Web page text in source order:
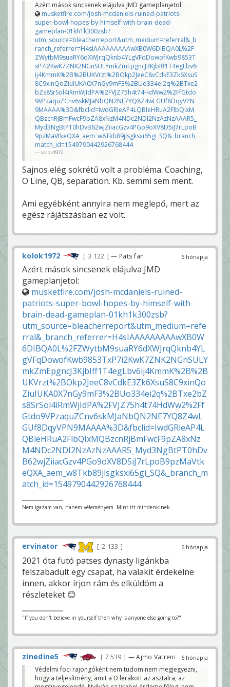
Azért mások sincsenek elájulva JMD gameplanjetol:
musketfire.com/josh-mcdaniels-ruined-patriots-
super-bowl-hopes-by-himself-with-brain-dead-
gameplan-01kh1k300zsb?
utm_source=bleacherreport&utm_medium=referral&_b
ranch_referrer=H4sIAAAAAAAAAwXB0W6DIBQA0L%2F
ZWytbM9suaRY6dXWJrqQknb4YLgVFqDowofKwb9853T
xP7i2KwK7ZNK2NGnSULYmkZmEpgncJ3KjbIff1T4egLbv6
ij4KmmK%2B%2BUKVrzt%2BOkp2JeeC8vCdkE3Zk6XsuS
8C9xinQoZiuIUKA0X7nGy9mF3%2BUo334ei2q%2BTxe2
bZs8SrSol4iRmWjIdPA%2FVJZ75h4t74HdWw2%2FfGtdo
9VPzaquZCnv6skMJaNbQN2NE7YQ8Z4wLGUf8DqyVPN
9MAAAA%3D&fbclid=IwdGRleAP4LQBleHRuA2FlbQIxM
QBzcnRjBmFwcF9pZA8xNzM4NDc2NDI2NzAzNzAAAR5_
Myd3NgBtPT0hDvB62wjZiiacGzv4PGo9oXV8D5iJ7rLpoB
9pzMaVtkeQXA_aem_w8Tkb89jlsgksxi65gi_SQ&_branch_
match_id=1549790442926768444
kolok1972
Sajnos elég sokrétű volt a probléma. Coaching,
O Line, QB, separation. Kb. semmi sem ment.
Ami egyébként annyira nem meglepő, mert az
egész rájátszásban ez volt.
6 hónapja
kolok1972 3 122 — Pats fan
Azért mások sincsenek elájulva JMD
gameplanjetol:
musketfire.com/josh-mcdaniels-ruined-
patriots-super-bowl-hopes-by-himself-with-
brain-dead-gameplan-01kh1k300zsb?
utm_source=bleacherreport&utm_medium=refe
rral&_branch_referrer=H4sIAAAAAAAAAwXB0W
6DIBQA0L%2FZWytbM9suaRY6dXWJrqQknb4YL
gVFqDowofKwb9853TxP7i2KwK7ZNK2NGnSULY
mkZmEpgncJ3KjbIff1T4egLbv6ij4KmmK%2B%2B
UKVrzt%2BOkp2JeeC8vCdkE3Zk6XsuS8C9xinQo
ZiuIUKA0X7nGy9mF3%2BUo334ei2q%2BTxe2bZ
s8SrSol4iRmWjIdPA%2FVJZ75h4t74HdWw2%2Ff
Gtdo9VPzaquZCnv6skMJaNbQN2NE7YQ8Z4wL
GUf8DqyVPN9MAAAA%3D&fbclid=IwdGRleAP4L
QBleHRuA2FlbQIxMQBzcnRjBmFwcF9pZA8xNz
M4NDc2NDI2NzAzNzAAAR5_Myd3NgBtPT0hDv
B62wjZiiacGzv4PGo9oXV8D5iJ7rLpoB9pzMaVtk
eQXA_aem_w8Tkb89jlsgksxi65gi_SQ&_branch_m
atch_id=1549790442926768444
Nem igazam van, hanem véleményem. Mint itt mindenkinek.
6 hónapja
ervinator 2 133
2021 óta futó patses dynasty ligánkba
felszabadult egy csapat, ha valakit érdekelne
innen, akkor írjon rám és elküldöm a
részleteket 😊
"If you don't believe in yourself then why is anyone else going to?"
6 hónapja
zinedine5 7 539 — Ajmo Vatreni
Védelmi foci rajongóként nem tudom nem megjegyezni,
hogy a teljesítmény, amit a D lerakott az asztalra, az